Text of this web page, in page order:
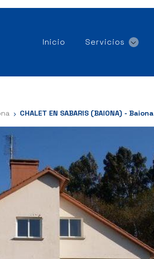
Inicio Servicios
CHALET EN SABARIS (BAIONA) - Baiona